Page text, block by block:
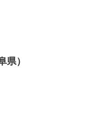
県）